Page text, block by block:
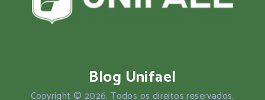
Blog Unifael
Copyright © 2026. Todos os direitos reservados.